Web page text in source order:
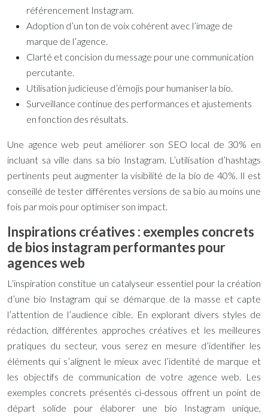
référencement Instagram.
Adoption d’un ton de voix cohérent avec l’image de
marque de l’agence.
Clarté et concision du message pour une communication
percutante.
Utilisation judicieuse d’émojis pour humaniser la bio.
Surveillance continue des performances et ajustements
en fonction des résultats.
Une agence web peut améliorer son SEO local de 30% en
incluant sa ville dans sa bio Instagram. L’utilisation d’hashtags
pertinents peut augmenter la visibilité de la bio de 40%. Il est
conseillé de tester différentes versions de sa bio au moins une
fois par mois pour optimiser son impact.
Inspirations créatives : exemples concrets
de bios instagram performantes pour
agences web
L’inspiration constitue un catalyseur essentiel pour la création
d’une bio Instagram qui se démarque de la masse et capte
l’attention de l’audience cible. En explorant divers styles de
rédaction, différentes approches créatives et les meilleures
pratiques du secteur, vous serez en mesure d’identifier les
éléments qui s’alignent le mieux avec l’identité de marque et
les objectifs de communication de votre agence web. Les
exemples concrets présentés ci-dessous offrent un point de
départ solide pour élaborer une bio Instagram unique,